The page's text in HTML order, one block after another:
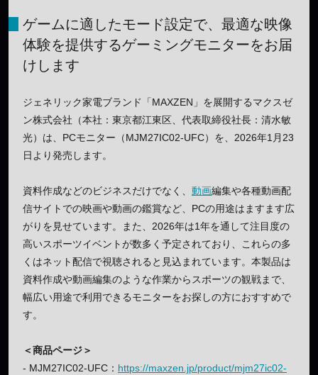
ゲームに適したモード設定で、最適な映像
体験を提供するゲーミングモニターをお届
けします
ジェネリック家電ブランド「MAXZEN」を展開するマクスゼ
ン株式会社（本社：東京都江東区、代表取締役社長：清水敏
光）は、PCモニター（MJM27IC02-UFC）を、2026年1月23
日より発売します。
資料作成などのビジネスだけでなく、 動画編集や各種動画配
信サイトでの映画や動画の鑑賞など、PCの用途はますます広
がりを見せています。また、2026年は1年を通して注目度の
高いスポーツイベントが数多く予定されており、これらの多
くはネット配信で視聴されると見込まれています。本製品は
資料作成や動画編集のような作業からスポーツの観戦まで、
幅広い用途で利用できるモニターをお探しの方におすすめで
す。
＜商品ページ＞
- MJM27IC02-UFC： https://maxzen.jp/product/mjm27ic02-